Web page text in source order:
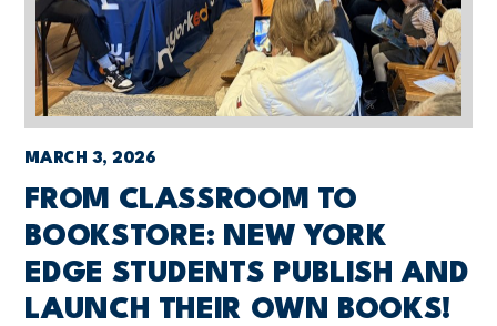
MARCH 3, 2026
FROM CLASSROOM TO
BOOKSTORE: NEW YORK
EDGE STUDENTS PUBLISH AND
LAUNCH THEIR OWN BOOKS!